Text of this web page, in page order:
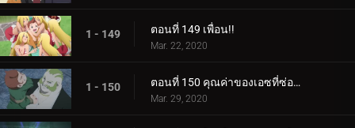
1 - 149 ตอนที่ 149 เพื่อน!!
Mar. 22, 2020
1 - 150 ตอนที่ 150 คุณค่าของเอซที่ซ่อนอยู่
Mar. 29, 2020